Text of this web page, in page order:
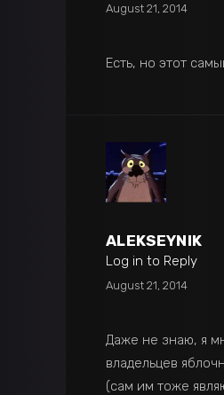
August 21, 2014
Есть, но этот
ALEKSEYNIK
Log in to Reply
August 21, 2014
Даже не знаю, я
владельцев
(сам им тоже